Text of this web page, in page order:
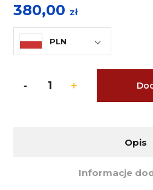
380,00 zł
PLN
Opis
Informacje